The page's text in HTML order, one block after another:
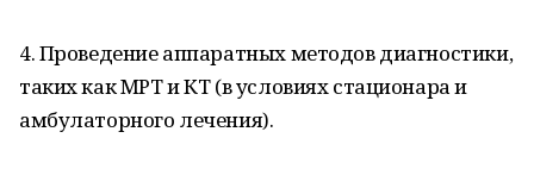
4. Проведение аппаратных методов диагностики,
таких как МРТ и КТ (в условиях стационара и
амбулаторного лечения).